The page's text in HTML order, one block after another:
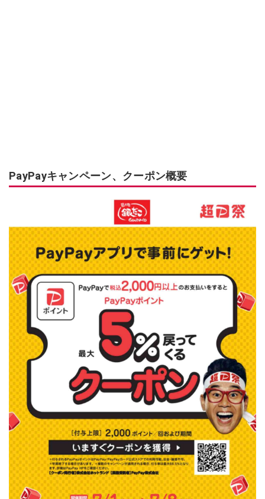
PayPayキャンペーン、クーポン概要